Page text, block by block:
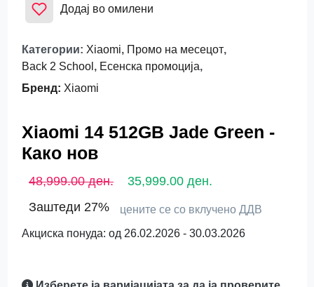
Додај во омилени
Категории: Xiaomi, Промо на месецот,
Back 2 School , Есенска промоција,
Бренд: Xiaomi
Xiaomi 14 512GB Jade Green -
Како нов
48,999.00 ден.
35,999.00 ден.
Заштеди 27%
цените се со вклучено ДДВ
Акциска понуда: од 26.02.2026 - 30.03.2026